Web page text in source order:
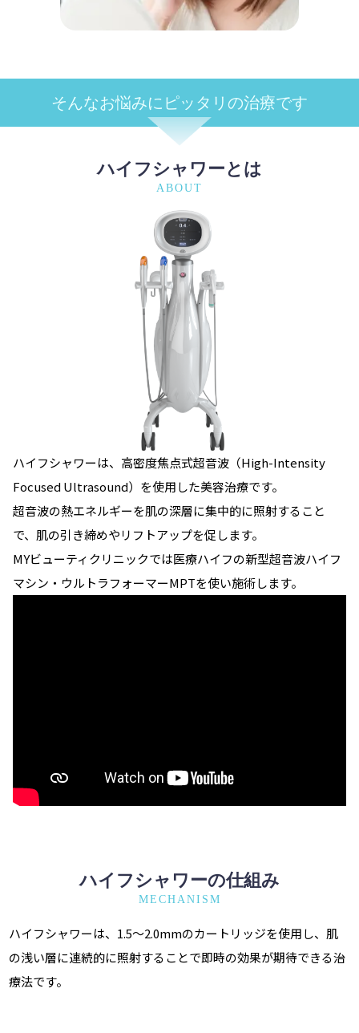
そんなお悩みに ピッタリの治療です
ハイフシャワーとは
ABOUT
ハイフシャワーは、高密度焦点式超音波（High-Intensity
Focused Ultrasound）を使用した美容治療です。
超音波の熱エネルギーを肌の深層に集中的に照射すること
で、肌の引き締めやリフトアップを促します。
MYビューティクリニックでは医療ハイフの新型超音波ハイフ
マシン・ウルトラフォーマーMPTを使い施術します。
ハイフシャワーの仕組み
MECHANISM
ハイフシャワーは、1.5〜2.0mmのカートリッジを使用し、肌
の浅い層に連続的に照射することで即時の効果が期待できる治
療法です。